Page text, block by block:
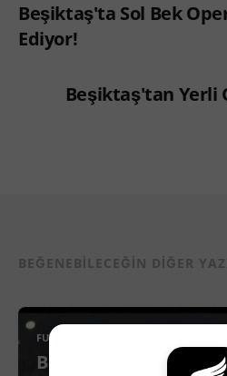
Beşiktaş'ta Sol Bek
Ediyor!
Beşiktaş'tan Yerli
BEĞENEBILECEĞIN DIĞER
FUTBOL
Beşiktaş’ta Sağ Kanat